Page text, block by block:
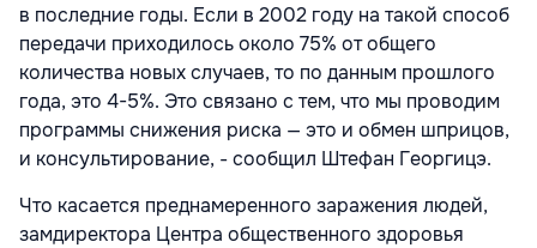
в последние годы. Если в 2002 году на такой способ
передачи приходилось около 75% от общего
количества новых случаев, то по данным прошлого
года, это 4-5%. Это связано с тем, что мы проводим
программы снижения риска — это и обмен шприцов,
и консультирование, - сообщил Штефан Георгицэ.
Что касается преднамеренного заражения людей,
замдиректора Центра общественного здоровья